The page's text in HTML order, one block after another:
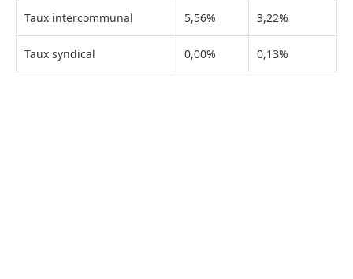
Taux intercommunal 5,56% 3,22%
Taux syndical 0,00% 0,13%